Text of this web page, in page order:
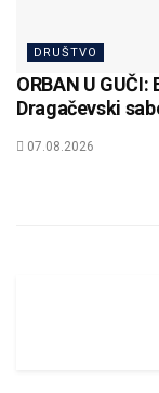
DRUŠTVO
ORBAN U
Dragačevski
07.08.2026